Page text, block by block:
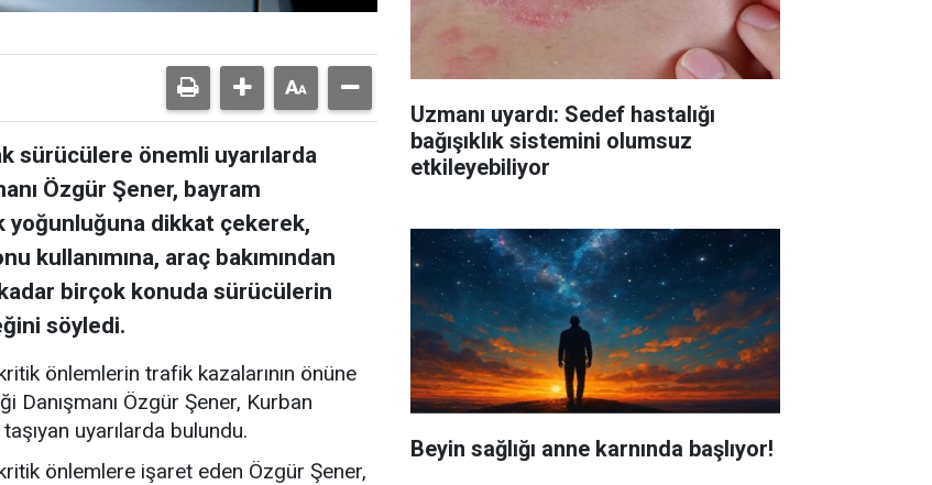
sürücülere önemli uyarılarda
Özgür Şener, bayram
yoğunluğuna dikkat çekerek,
kullanımına, araç bakımından
birçok konuda sürücülerin
söyledi.
önlemlerin trafik kazalarının önüne
Danışmanı Özgür Şener, Kurban
uyarılarda bulundu.
önlemlere işaret eden Özgür Şener,
Uzmanı uyardı: Sedef hastalığı
bağışıklık sistemini olumsuz
etkileyebiliyor
Beyin sağlığı anne karnında başlıyor!